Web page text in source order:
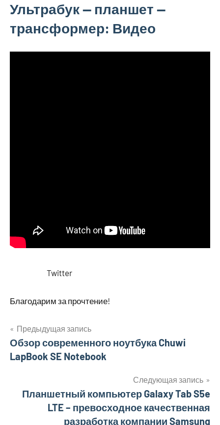
Ультрабук — планшет —
трансформер: Видео
Twitter
Благодарим за прочтение!
Навигация
по
Предыдущая запись
Обзор современного ноутбука Chuwi
LapBook SE Notebook
Следующая запись
Планшетный компьютер Galaxy Tab S5e
LTE – превосходное качественная
разработка компании Samsung